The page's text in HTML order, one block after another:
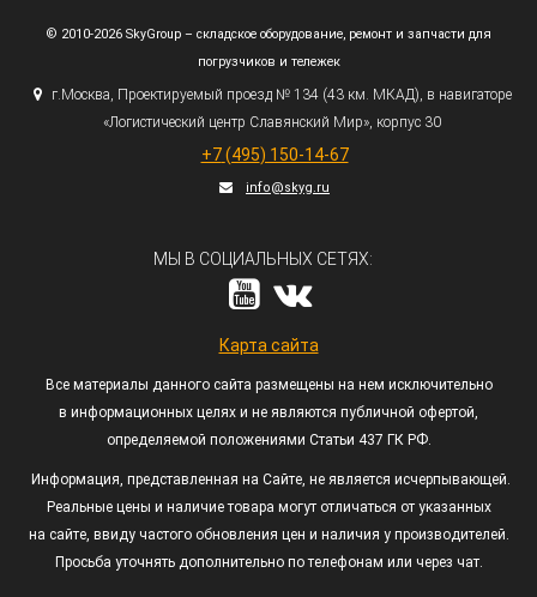
© 2010-2026 SkyGroup – складское оборудование, ремонт и запчасти для
погрузчиков и тележек
г. Москва, Проектируемый проезд № 134 (43км. МКАД), в навигаторе
«Логистический центр Славянский Мир», корпус 30
+7 (495) 150-14-67
info@skyg.ru
МЫ В СОЦИАЛЬНЫХ СЕТЯХ:
Карта сайта
Все материалы данного сайта размещены на нем исключительно
в информационных целях и не являются публичной офертой,
определяемой положениями Статьи 437 ГК РФ.
Информация, представленная на Сайте, не является исчерпывающей.
Реальные цены и наличие товара могут отличаться от указанных
на сайте, ввиду частого обновления цен и наличия у производителей.
Просьба уточнять дополнительно по телефонам или через чат.